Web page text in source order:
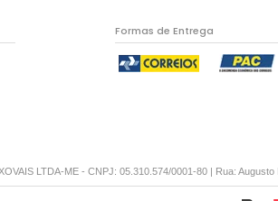
Formas de Entrega
LTDA-ME - CNPJ: 05.310.574/0001-80 | Rua: